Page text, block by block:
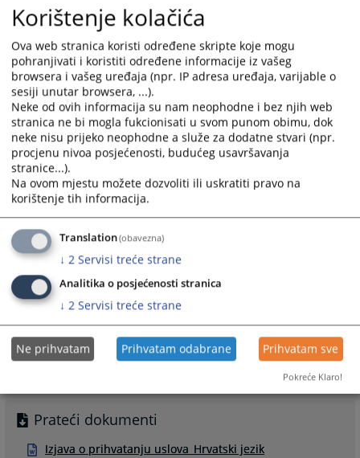
Za prijavu problema u korištenju Modula i eventualna
dodatna pitanja molimo Vas da se obratite putem e-
mailavstv.imenovanja@pravosudje.ba.
Novi sustav za slanje i primanje prijava će olakšati i
ubrzati proces prijavljivanja na otvorene pozicije jer
kandidatima olakšava popunjavanje i slanje prijava, a
osoblju VSTV BiH skraćuje vrijeme potrebno za njihovu
obradu i smanjuje mogućnost ljudske pogreške.
Često postavljana pitanja možete pronaći nalinku
Kandidati će imati pristup svim rang listama za pozicije
za koje su se prijavili.
Modul i video materijal su pripremljeni uz financijsku
potporu Europske unije.
2137PREGLEDA
Prateći dokumenti
Izjava o prihvatanju uslova_Hrvatski jezik
Korištenje kolačića
Ova web stranica koristi određene skripte koje mogu
pohranjivati i koristiti određene informacije iz vašeg
browsera i vašeg uređaja (npr. IP adresa uređaja, varijable o
sesiji unutar browsera, ...).
Neke od ovih informacija su nam neophodne i bez njih web
stranica ne bi mogla fukcionisati u svom punom obimu, dok
neke nisu prijeko neophodne a služe za dodatne stvari (npr.
procjenu nivoa posjećenosti, budućeg usavršavanja
stranice...).
Na ovom mjestu možete dozvoliti ili uskratiti pravo na
korištenje tih informacija.
Translation(obavezna)
↓ 2 Servisi treće strane
Analitika o posjećenosti stranica
↓ 2 Servisi treće strane
Ne prihvatam Prihvatam odabrane Prihvatam sve
Pokreće Klaro!